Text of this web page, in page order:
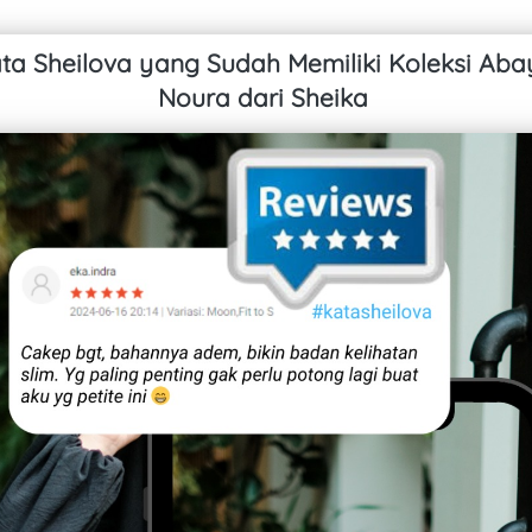
Sheilova yang Sudah Memiliki Koleksi
Noura dari Sheika